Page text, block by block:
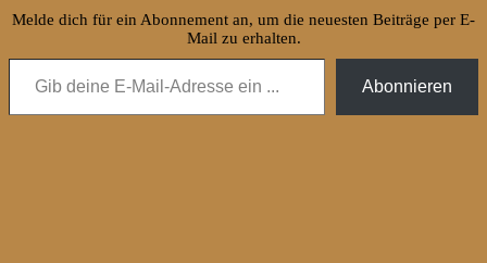
Melde dich für ein Abonnement an, um die neuesten Beiträge per E-
Mail zu erhalten.
Gib deine E-Mail-Adresse ein ...
Abonnieren